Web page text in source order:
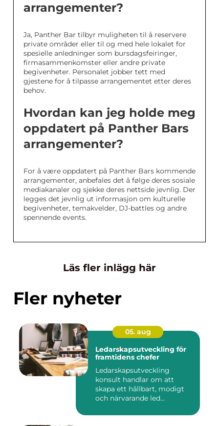
arrangementer?
Ja, Panther Bar tilbyr muligheten til å reservere
private områder eller til og med hele lokalet for
spesielle anledninger som bursdagsfeiringer,
firmasammenkomster eller andre private
begivenheter. Personalet jobber tett med
gjestene for å tilpasse arrangementet etter deres
behov.
Hvordan kan jeg holde meg
oppdatert på Panther Bars
arrangementer?
For å være oppdatert på Panther Bars kommende
arrangementer, anbefales det å følge deres sosiale
mediakanaler og sjekke deres nettside jevnlig. Der
legges det jevnlig ut informasjon om kulturelle
begivenheter, temakvelder, DJ-battles og andre
spennende events.
Läs fler inlägg här
Fler nyheter
05. aug
Ledarskapsutveckling för
framtidens chefer
Ledarskapsutveckling
konsult handlar om att
skapa ett hållbart, modigt
och närvarande led...